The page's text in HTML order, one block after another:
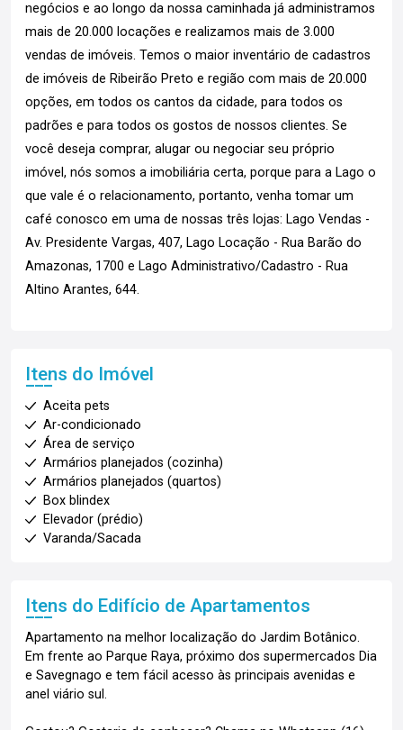
negócios e ao longo da nossa caminhada já administramos
mais de 20.000 locações e realizamos mais de 3.000
vendas de imóveis. Temos o maior inventário de cadastros
de imóveis de Ribeirão Preto e região com mais de 20.000
opções, em todos os cantos da cidade, para todos os
padrões e para todos os gostos de nossos clientes. Se
você deseja comprar, alugar ou negociar seu próprio
imóvel, nós somos a imobiliária certa, porque para a Lago o
que vale é o relacionamento, portanto, venha tomar um
café conosco em uma de nossas três lojas: Lago Vendas -
Av. Presidente Vargas, 407, Lago Locação - Rua Barão do
Amazonas, 1700 e Lago Administrativo/Cadastro - Rua
Altino Arantes, 644.
Itens do Imóvel
Aceita pets
Ar-condicionado
Área de serviço
Armários planejados (cozinha)
Armários planejados (quartos)
Box blindex
Elevador (prédio)
Varanda/Sacada
Itens do Edifício de Apartamentos
Apartamento na melhor localização do Jardim Botânico.
Em frente ao Parque Raya, próximo dos supermercados Dia
e Savegnago e tem fácil acesso às principais avenidas e
anel viário sul.